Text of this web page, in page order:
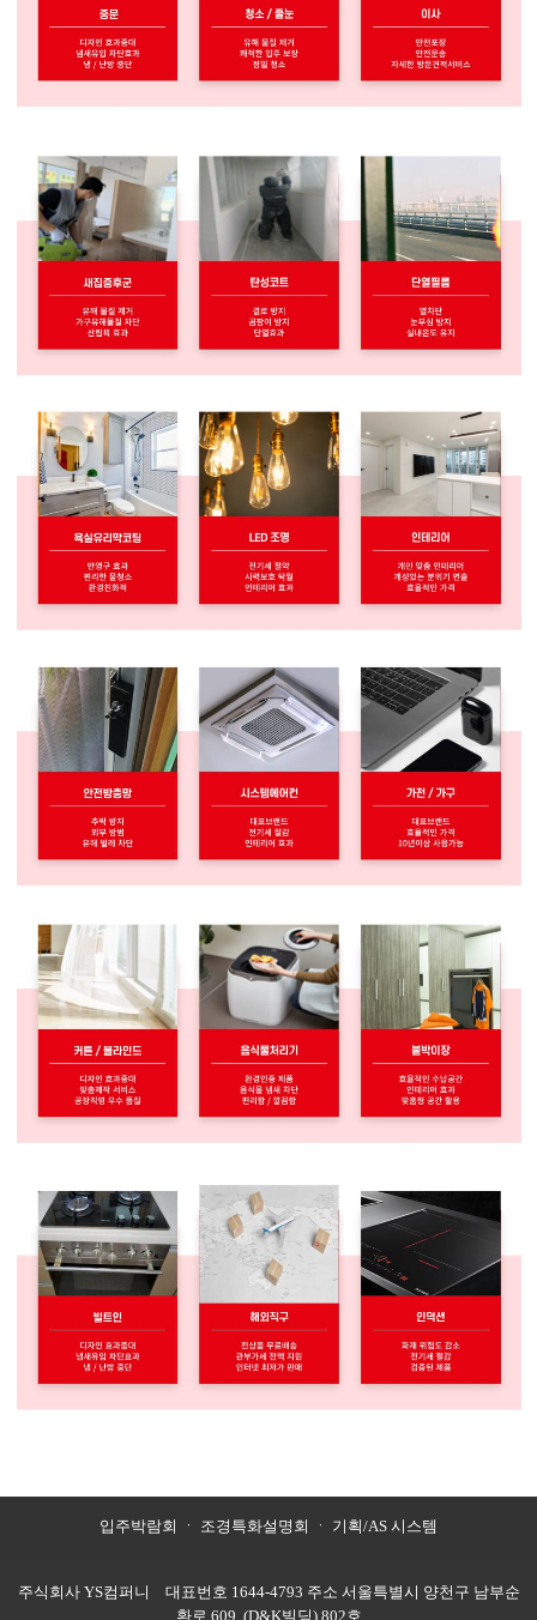
입주박람회 ㆍ 조경특화설명회 ㆍ 기획/AS 시스템
주식회사 YS컴퍼니 대표번호 1644-4793 주소 서울특별시 양천구 남부순
환로 609, (D&K빌딩) 802호